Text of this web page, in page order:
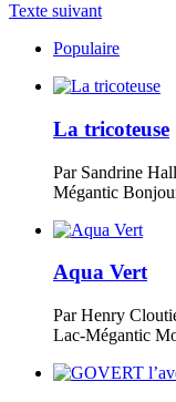
Texte suivant
Populaire
La tricoteuse
Par Sandrine
Mégantic
Aqua Vert
Par Henry
Lac-Mégantic